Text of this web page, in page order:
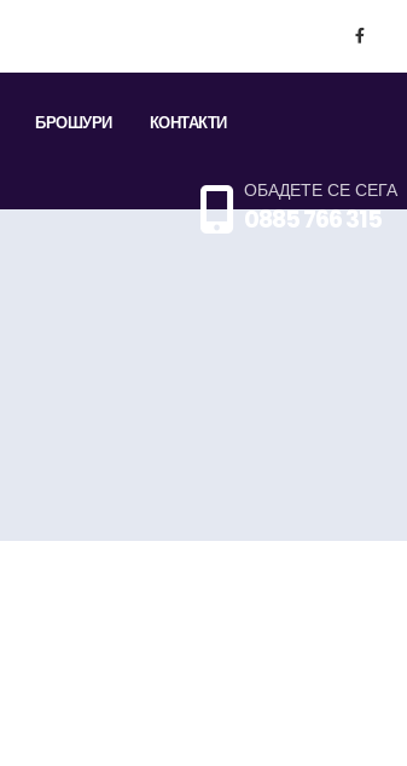
БРОШУРИ КОНТАКТИ
ОБАДЕТЕ СЕ СЕГА
0885 766 315